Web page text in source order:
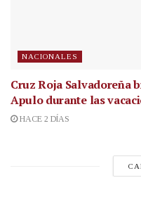
NACIONALES
Cruz Roja Salvadoreña
Apulo durante las
HACE 2 DÍAS